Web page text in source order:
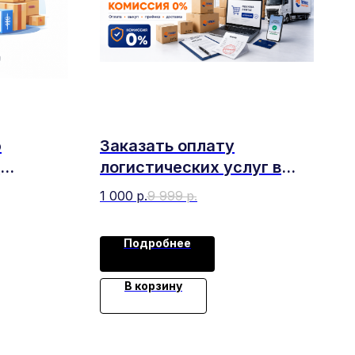
Заказать оплату
логистических услуг в
Китай
1 000 р.9 999 р.
Подробнее
В корзину